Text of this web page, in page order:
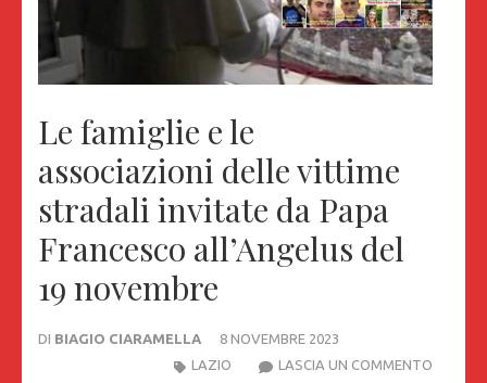
Le famiglie e le
associazioni delle vittime
stradali invitate da Papa
Francesco all’Angelus del
19 novembre
DI BIAGIO CIARAMELLA
8 NOVEMBRE 2023
LASCIA UN COMMENTO
LAZIO